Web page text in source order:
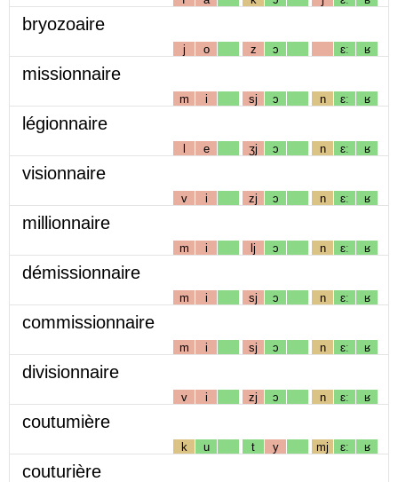
bryozoaire
j o z ɔ ɛː ʁ
missionnaire
m i sj ɔ n ɛː ʁ
légionnaire
l e ʒj ɔ n ɛː ʁ
visionnaire
v i zj ɔ n ɛː ʁ
millionnaire
m i lj ɔ n ɛː ʁ
démissionnaire
m i sj ɔ n ɛː ʁ
commissionnaire
m i sj ɔ n ɛː ʁ
divisionnaire
v i zj ɔ n ɛː ʁ
coutumière
k u t y mj ɛː ʁ
couturière